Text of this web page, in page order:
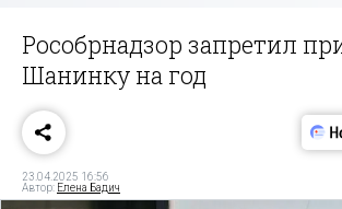
Рособрнадзор запретил
Шанинку на год
23.04.2025 16:56
Автор: Елена Бадич